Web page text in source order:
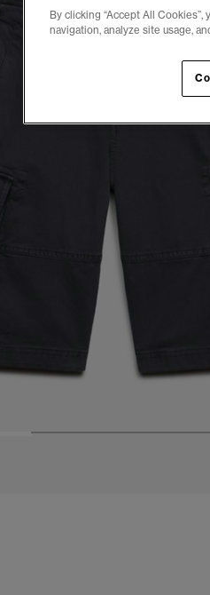
By clicking “Accept All
navigation, analyze site usage,